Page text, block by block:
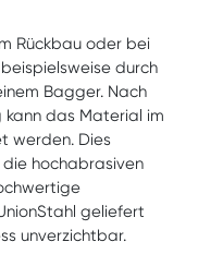
Rückbau oder bei
durch
Bagger. Nach
das Material im
werden. Dies
hochabrasiven
geliefert
unverzichtbar.